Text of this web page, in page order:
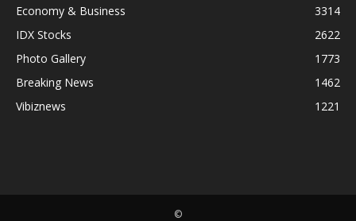
Economy & Business
3314
IDX Stocks
2622
Photo Gallery
1773
Breaking News
1462
Vibiznews
1221
©